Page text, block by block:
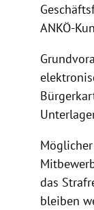
ANKÖ-
das
bleiben